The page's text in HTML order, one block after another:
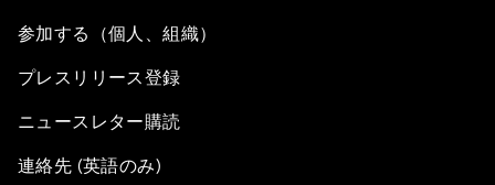
参加する（個人、組織）
プレスリリース登録
ニュースレター購読
連絡先 (英語のみ)